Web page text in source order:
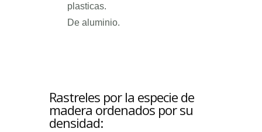
plasticas.
De aluminio.
Rastreles por la especie de
madera ordenados por su
densidad: